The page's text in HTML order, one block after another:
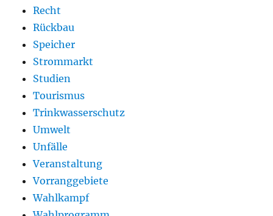
Recht
Rückbau
Speicher
Strommarkt
Studien
Tourismus
Trinkwasserschutz
Umwelt
Unfälle
Veranstaltung
Vorranggebiete
Wahlkampf